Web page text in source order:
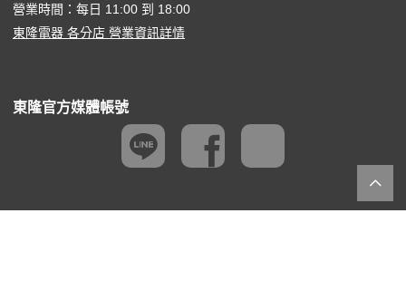
營業時間：每日 11:00 到 18:00
東隆電器 各分店 營業資訊詳情
東隆官方媒體帳號